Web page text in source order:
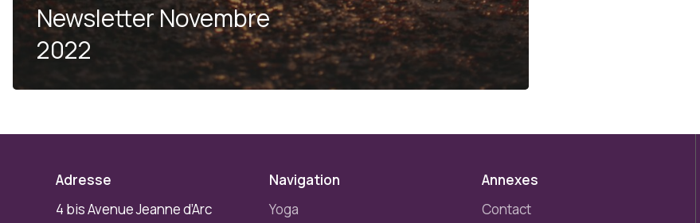
Newsletter Novembre
2022
Adresse
4 bis Avenue Jeanne d’Arc
Navigation
Yoga
Annexes
Contact